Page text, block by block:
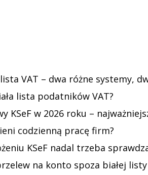
lista VAT – dwa różne systemy,
lista podatników VAT?
KSeF w 2026 roku –
codzienną pracę firm?
KSeF nadal trzeba
na konto spoza białej listy